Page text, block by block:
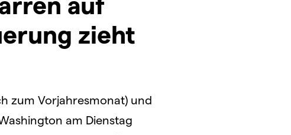
zieht
zum Vorjahresmonat) und
am Dienstag